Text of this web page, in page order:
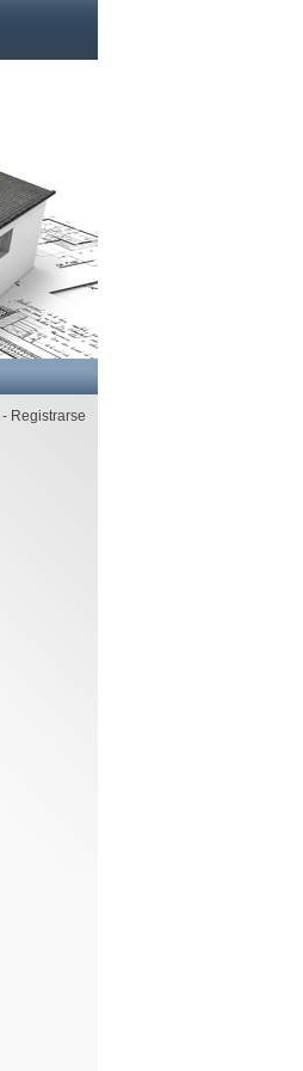
- Registrarse